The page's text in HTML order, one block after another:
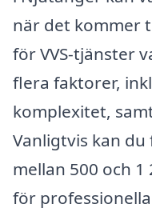
när det kommer
för VVS-tjänster
flera faktorer,
komplexitet,
Vanligtvis kan
mellan 500 och
för